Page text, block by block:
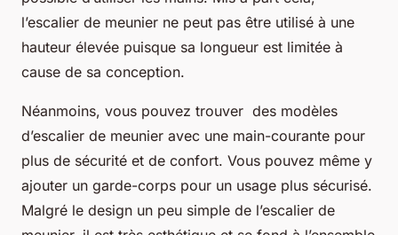
l’escalier de meunier ne peut pas être utilisé à une
hauteur élevée puisque sa longueur est limitée à
cause de sa conception.
Néanmoins, vous pouvez trouver des modèles
d’escalier de meunier avec une main-courante pour
plus de sécurité et de confort. Vous pouvez même y
ajouter un garde-corps pour un usage plus sécurisé.
Malgré le design un peu simple de l’escalier de